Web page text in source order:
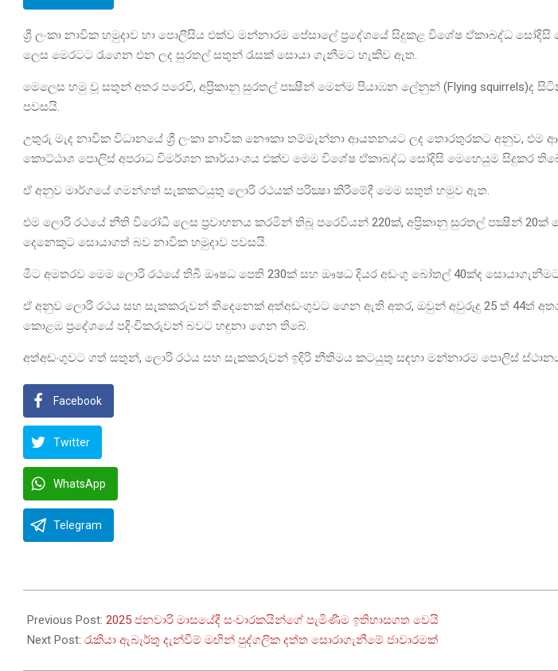
ශ්‍රී ලංකා නාවික හමුදාව හා පොලීසිය එක්ව මන්නාරම පේසාලේ ප්‍රදේශයේ සිදුකළ විශේෂ ඒකාබද්ධ
ලෙස මෙරටට රැගෙන එන ලද සුරතල් සතුන් රැසක් සොයා ගැනීමට හැකිව ඇත.
මෙලෙස හමු වූ සතුන් අතර පරෙවි, අප්‍රිකානු සුරතල් පක්‍ෂීන් මෙන්ම පියාඹන ලේනුන් (Flying squirrels)ද
පවසයි.
උතුරු මැද නාවික විධානයේ ශ්‍රී ලංකා නාවික ‍නෞකා තම්මැන්නා ආයතනයට ලද තොරතුරකට අනුව, එම
කොට්ඨාශ පොලිස් අපරාධ විමර්ශන කාර්යාංශය එක්ව මෙම විශේෂ ඒකාබද්ධ සෝදිසි මෙහෙයුම සිදුකර
ඒ අනුව මාර්ගයේ ගමන්ගත් සැකකටයුතු ලොරි රථයක් පරික්‍ෂා කිරීමේදී මෙම සතුත් හමුව ඇත.
එම ලොරි රථයේ නීති විරෝධී ලෙස ප්‍රවාහනය කරමින් තිබූ පරෙවියන් 220ක්, අප්‍රිකානු සුරතල් පක්‍ෂීන් 20ක්
දෙනෙකුට සොයාගත් බව නාවික හමුදාව පවසයි.
මීට අමතරව මෙම ලොරි රථයේ තිබී ඖෂධ පෙති 230ක් සහ ඖෂධ දියර අඩංගු බෝතල් 40ක්ද
ඒ අනුව ලොරි රථය සහ සැකකරුවන් තිදෙනෙක් අත්අඩංගුවට ගෙන ඇති අතර, ඔවුන් අවුරුදු 25 ත් 44ත්
කොළඹ ප්‍රදේශයේ පදිංචිකරුවන් බවට හඳුනා ගෙන තිබේ.
අත්අඩංගුවට ගත් සතුන්, ලොරි රථය සහ සැකකරුවන් ඉදිරි නීතිමය කටයුතු සඳහා මන්නාරම පොලිස්
Facebook
Twitter
WhatsApp
Telegram
02-
06
Previous Post: 2025 ජනවාරි මාසයේදී සංචාරකයින්ගේ පැමිණීම ඉතිහාසගත වෙයි
Next Post: රැකියා ඇබෑර්තු දැන්වීම් මඟින් පුද්ගලික දත්ත සොරාගැනීමේ ජාවාරමක්